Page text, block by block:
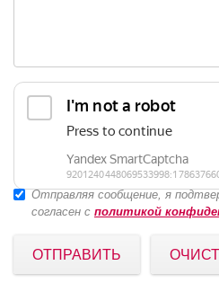
Отправляя сообщение, я
согласен с политикой
ОТПРАВИТЬ